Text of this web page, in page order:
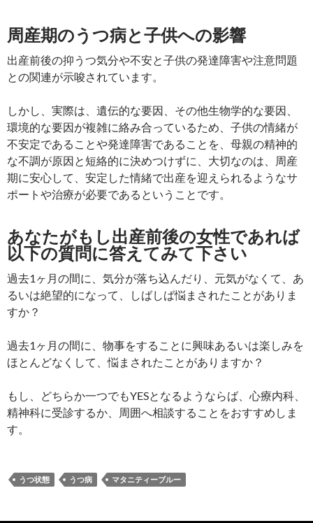
周産期のうつ病と子供への影響
出産前後の抑うつ気分や不安と子供の発達障害や注意問題
との関連が示唆されています。
しかし、実際は、遺伝的な要因、その他生物学的な要因、
環境的な要因が複雑に絡み合っているため、子供の情緒が
不安定であることや発達障害であることを、母親の精神的
な不調が原因と短絡的に決めつけずに、大切なのは、周産
期に安心して、安定した情緒で出産を迎えられるようなサ
ポートや治療が必要であるということです。
あなたがもし出産前後の女性であれば
以下の質問に答えてみて下さい
過去1ヶ月の間に、気分が落ち込んだり、元気がなくて、あ
るいは絶望的になって、しばしば悩まされたことがありま
すか？
過去1ヶ月の間に、物事をすることに興味あるいは楽しみを
ほとんどなくして、悩まされたことがありますか？
もし、どちらか一つでもYESとなるようならば、心療内科、
精神科に受診するか、周囲へ相談することをおすすめしま
す。
うつ状態 うつ病 マタニティーブルー